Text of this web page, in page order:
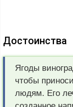
Достоинства
Ягоды
чтобы
людям. Его